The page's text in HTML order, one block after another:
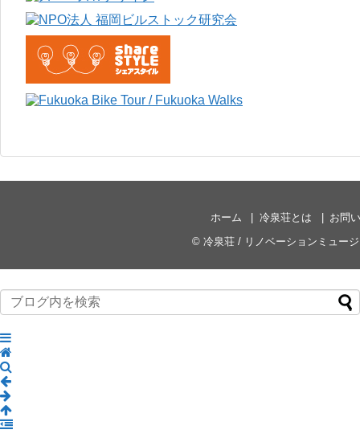
ホーム 冷泉荘とは
お問
© 冷泉荘 / リノベーションミュー